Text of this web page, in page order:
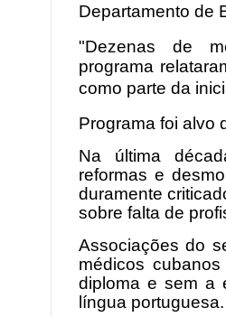
Departamento de
"Dezenas de
programa
como parte da
Programa foi alvo
Na última
reformas e
duramente
sobre falta de
Associações do
médicos
diploma e sem a
língua portuguesa.